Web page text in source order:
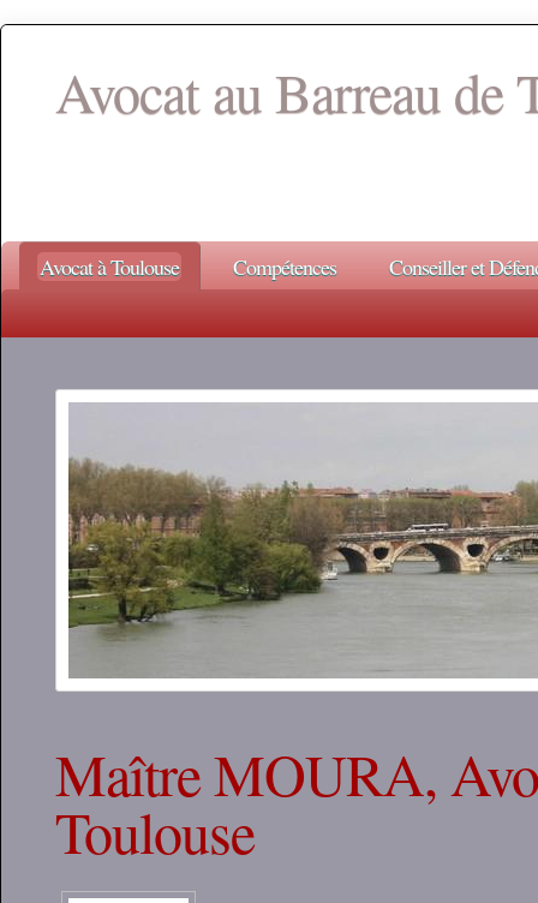
Avocat au Barreau de
Avocat à Toulouse Compétences Conseiller et
Maître MOURA,
Toulouse